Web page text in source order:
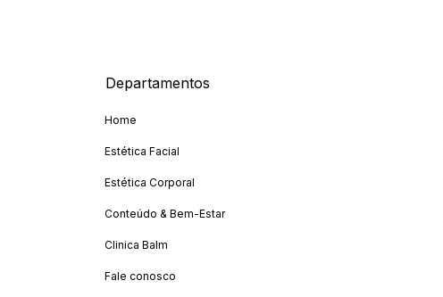
Departamentos
Home
Estética Facial
Estética Corporal
Conteúdo & Bem-Estar
Clinica Balm
Fale conosco